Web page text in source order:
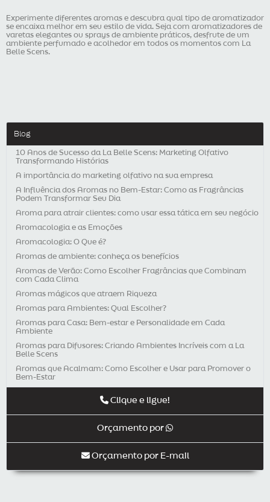
Experimente diferentes aromas e descubra qual tipo de aromatizador
se encaixa melhor em seu estilo de vida. Seja com aromatizadores de
varetas elegantes ou sprays de ambiente práticos, desfrute de um
ambiente perfumado e acolhedor em todos os momentos com La
Belle Scens.
Blog
10 Anos de Sucesso da La Belle Scens: Marketing Olfativo
Transformando Histórias
A importância do marketing olfativo na sua empresa
A Influência dos Aromas no Bem-Estar: Como as Fragrâncias
Podem Transformar Seu Dia
Aroma para atrair clientes: como usar essa tática em seu negócio
Aromacologia e as Emoções
Aromacologia: O Que é?
Aromas de ambiente: conheça os benefícios
Aromas de Verão: Como Escolher Fragrâncias que Combinam
com Cada Clima
Aromas mágicos que atraem Riqueza
Aromas para Ambientes: Qual Escolher?
Aromas para Casa: Bem-estar e Personalidade em Cada
Ambiente
Aromas para Difusores: Criando Ambientes Incríveis com a La
Belle Scens
Aromas que Acalmam: Como Escolher e Usar para Promover o
Bem-Estar
Aromaterapia e Sistema Imunológico: Como Fortalecer a Saúde
com Aromas
Aromaterapia é uma ótima opção para presente de Natal
Aromaterapia para Crianças: Benefícios e Cuidados
Aromaterapia para Pets: Benefícios para a Saúde dos Nossos
Clique e ligue!
Orçamento por
Orçamento por E-mail